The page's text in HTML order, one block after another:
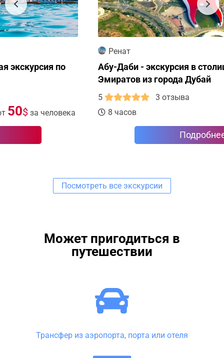
Абу-Даби - экскурсия в столицу Арабских
Эмиратов из города Дубай
3 отзыва
8 часов
от
Посмотреть все экскурсии
Может пригодиться в
путешествии
Трансфер из аэропорта, порта или отеля